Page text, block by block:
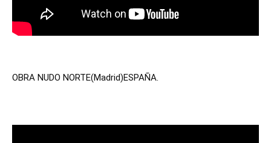
OBRA NUDO NORTE(Madrid)ESPAÑA.